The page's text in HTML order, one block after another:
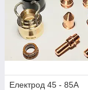
Електрод 45 - 85А